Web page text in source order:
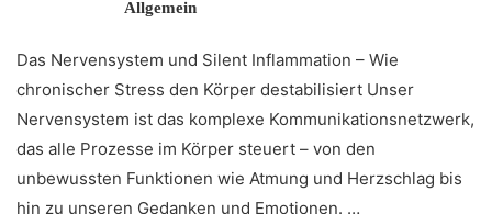
Allgemein
Das Nervensystem und Silent Inflammation – Wie
chronischer Stress den Körper destabilisiert Unser
Nervensystem ist das komplexe Kommunikationsnetzwerk,
das alle Prozesse im Körper steuert – von den
unbewussten Funktionen wie Atmung und Herzschlag bis
hin zu unseren Gedanken und Emotionen. …